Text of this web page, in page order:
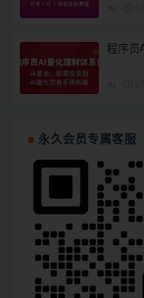
程序员
永久会员专属客服